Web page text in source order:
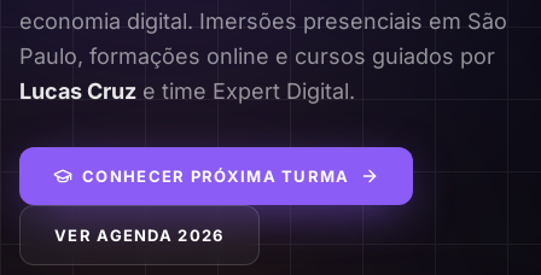
economia digital. Imersões presenciais em São
Paulo, formações online e cursos guiados por
Lucas Cruz e time Expert Digital.
CONHECER PRÓXIMA TURMA
VER AGENDA 2026